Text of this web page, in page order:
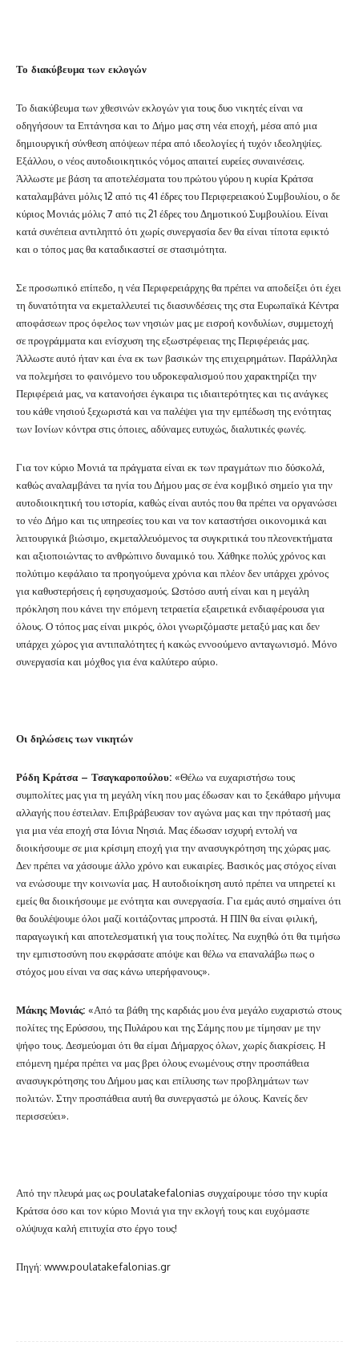
Το διακύβευμα των εκλογών
Το διακύβευμα των χθεσινών εκλογών για τους δυο νικητές είναι να
οδηγήσουν τα Επτάνησα και το Δήμο μας στη νέα εποχή, μέσα από μια
δημιουργική σύνθεση απόψεων πέρα από ιδεολογίες ή τυχόν ιδεοληψίες.
Εξάλλου, ο νέος αυτοδιοικητικός νόμος απαιτεί ευρείες συναινέσεις.
Άλλωστε με βάση τα αποτελέσματα του πρώτου γύρου η κυρία Κράτσα
καταλαμβάνει μόλις 12 από τις 41 έδρες του Περιφερειακού Συμβουλίου, ο δε
κύριος Μονιάς μόλις 7 από τις 21 έδρες του Δημοτικού Συμβουλίου. Είναι
κατά συνέπεια αντιληπτό ότι χωρίς συνεργασία δεν θα είναι τίποτα εφικτό
και ο τόπος μας θα καταδικαστεί σε στασιμότητα.
Σε προσωπικό επίπεδο, η νέα Περιφερειάρχης θα πρέπει να αποδείξει ότι έχει
τη δυνατότητα να εκμεταλλευτεί τις διασυνδέσεις της στα Ευρωπαϊκά Κέντρα
αποφάσεων προς όφελος των νησιών μας με εισροή κονδυλίων, συμμετοχή
σε προγράμματα και ενίσχυση της εξωστρέφειας της Περιφέρειάς μας.
Άλλωστε αυτό ήταν και ένα εκ των βασικών της επιχειρημάτων. Παράλληλα
να πολεμήσει το φαινόμενο του υδροκεφαλισμού που χαρακτηρίζει την
Περιφέρειά μας, να κατανοήσει έγκαιρα τις ιδιαιτερότητες και τις ανάγκες
του κάθε νησιού ξεχωριστά και να παλέψει για την εμπέδωση της ενότητας
των Ιονίων κόντρα στις όποιες, αδύναμες ευτυχώς, διαλυτικές φωνές.
Για τον κύριο Μονιά τα πράγματα είναι εκ των πραγμάτων πιο δύσκολά,
καθώς αναλαμβάνει τα ηνία του Δήμου μας σε ένα κομβικό σημείο για την
αυτοδιοικητική του ιστορία, καθώς είναι αυτός που θα πρέπει να οργανώσει
το νέο Δήμο και τις υπηρεσίες του και να τον καταστήσει οικονομικά και
λειτουργικά βιώσιμο, εκμεταλλευόμενος τα συγκριτικά του πλεονεκτήματα
και αξιοποιώντας το ανθρώπινο δυναμικό του. Χάθηκε πολύς χρόνος και
πολύτιμο κεφάλαιο τα προηγούμενα χρόνια και πλέον δεν υπάρχει χρόνος
για καθυστερήσεις ή εφησυχασμούς. Ωστόσο αυτή είναι και η μεγάλη
πρόκληση που κάνει την επόμενη τετραετία εξαιρετικά ενδιαφέρουσα για
όλους. Ο τόπος μας είναι μικρός, όλοι γνωριζόμαστε μεταξύ μας και δεν
υπάρχει χώρος για αντιπαλότητες ή κακώς εννοούμενο ανταγωνισμό. Μόνο
συνεργασία και μόχθος για ένα καλύτερο αύριο.
Οι δηλώσεις των νικητών
Ρόδη Κράτσα – Τσαγκαροπούλου: «Θέλω να ευχαριστήσω τους
συμπολίτες μας για τη μεγάλη νίκη που μας έδωσαν και το ξεκάθαρο μήνυμα
αλλαγής που έστειλαν. Επιβράβευσαν τον αγώνα μας και την πρότασή μας
για μια νέα εποχή στα Ιόνια Νησιά. Μας έδωσαν ισχυρή εντολή να
διοικήσουμε σε μια κρίσιμη εποχή για την ανασυγκρότηση της χώρας μας.
Δεν πρέπει να χάσουμε άλλο χρόνο και ευκαιρίες. Βασικός μας στόχος είναι
να ενώσουμε την κοινωνία μας. Η αυτοδιοίκηση αυτό πρέπει να υπηρετεί κι
εμείς θα διοικήσουμε με ενότητα και συνεργασία. Για εμάς αυτό σημαίνει ότι
θα δουλέψουμε όλοι μαζί κοιτάζοντας μπροστά. Η ΠΙΝ θα είναι φιλική,
παραγωγική και αποτελεσματική για τους πολίτες. Να ευχηθώ ότι θα τιμήσω
την εμπιστοσύνη που εκφράσατε απόψε και θέλω να επαναλάβω πως ο
στόχος μου είναι να σας κάνω υπερήφανους».
Μάκης Μονιάς: «Από τα βάθη της καρδιάς μου ένα μεγάλο ευχαριστώ στους
πολίτες της Ερύσσου, της Πυλάρου και της Σάμης που με τίμησαν με την
ψήφο τους. Δεσμεύομαι ότι θα είμαι Δήμαρχος όλων, χωρίς διακρίσεις. Η
επόμενη ημέρα πρέπει να μας βρει όλους ενωμένους στην προσπάθεια
ανασυγκρότησης του Δήμου μας και επίλυσης των προβλημάτων των
πολιτών. Στην προσπάθεια αυτή θα συνεργαστώ με όλους. Κανείς δεν
περισσεύει».
Από την πλευρά μας ως poulatakefalonias συγχαίρουμε τόσο την κυρία
Κράτσα όσο και τον κύριο Μονιά για την εκλογή τους και ευχόμαστε
ολύψυχα καλή επιτυχία στο έργο τους!
Πηγή: www.poulatakefalonias.gr